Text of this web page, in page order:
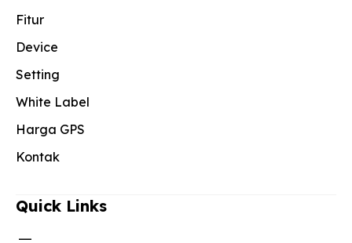
Fitur
Device
Setting
White Label
Harga GPS
Kontak
Quick Links